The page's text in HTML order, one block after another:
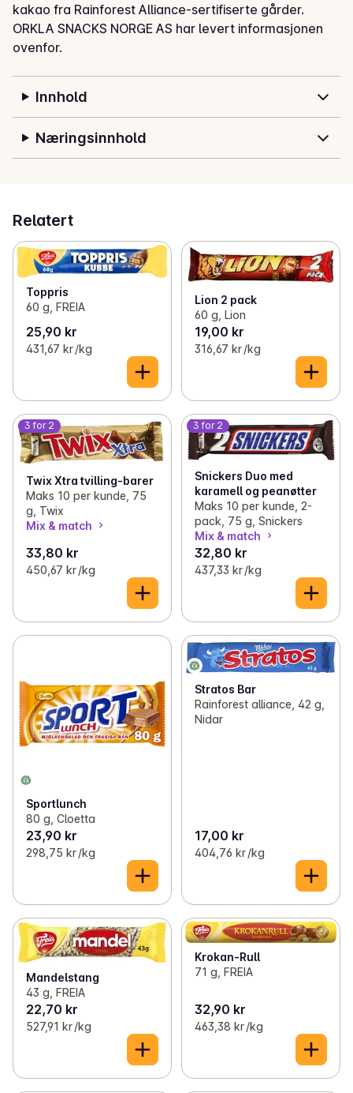
kakao fra Rainforest Alliance-sertifiserte gårder.
ORKLA SNACKS NORGE AS har levert informasjonen
ovenfor.
Innhold
Næringsinnhold
Relatert
Toppris
60 g, FREIA
25,90 kr
431,67 kr /kg
Lion 2 pack
60 g, Lion
19,00 kr
316,67 kr /kg
3 for 2
Twix Xtra tvilling-barer
Maks 10 per kunde, 75
g, Twix
Mix & match
33,80 kr
450,67 kr /kg
3 for 2
Snickers Duo med
karamell og peanøtter
Maks 10 per kunde, 2-
pack, 75 g, Snickers
Mix & match
32,80 kr
437,33 kr /kg
Sportlunch
80 g, Cloetta
23,90 kr
298,75 kr /kg
Stratos Bar
Rainforest alliance, 42 g,
Nidar
17,00 kr
404,76 kr /kg
Mandelstang
43 g, FREIA
22,70 kr
527,91 kr /kg
Krokan-Rull
71 g, FREIA
32,90 kr
463,38 kr /kg